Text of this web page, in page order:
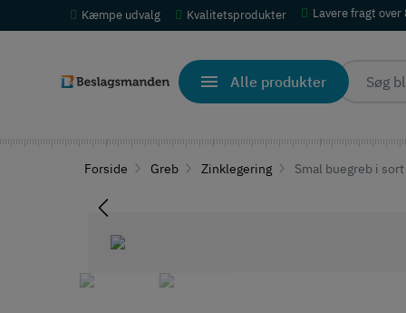
Kæmpe udvalg Kvalitetsprodukter Lavere fragt
Alle produkter
Forside Greb Zinklegering Smal buegreb i